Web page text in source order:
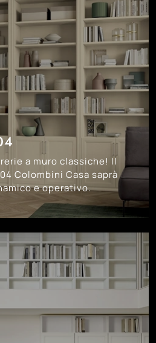
a muro classiche! Il
Colombini Casa saprà
e operativo.